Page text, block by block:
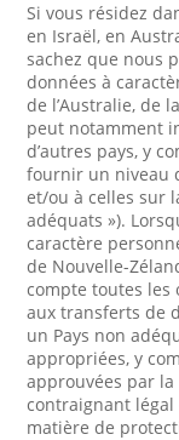
Si vous résidez
en Israël, en
sachez que nous
données à
de l’Australie, de
peut notamment
d’autres pays, y
fournir un niveau
et/ou à celles sur
adéquats »).
caractère
de Nouvelle-
compte toutes les
aux transferts de
un Pays non
appropriées, y
approuvées par
contraignant
matière de